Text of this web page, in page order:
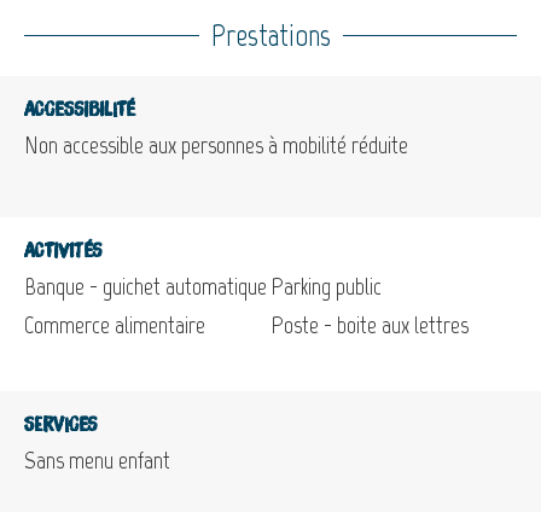
Prestations
Accessibilité
Non accessible aux personnes à mobilité réduite
Activités
Banque - guichet automatique
Commerce alimentaire
Parking public
Poste - boite aux lettres
Services
Sans menu enfant